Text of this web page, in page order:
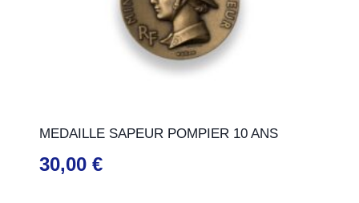
MEDAILLE SAPEUR POMPIER 10 ANS
30,00 €